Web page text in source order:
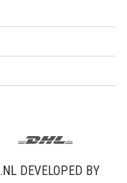
DEVELOPED BY